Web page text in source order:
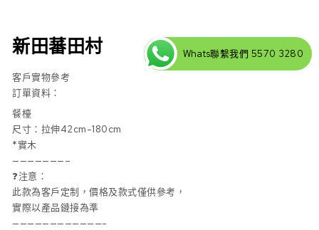
新田蕃田村
客戶實物參考
訂單資料：
餐檯
尺寸：拉伸42cm-180cm
*實木
———————–
❓注意：
此款為客戶定制，價格及款式僅供參考，
實際以產品鏈接為準
————————————-
Whats聯繫我們 5570 3280